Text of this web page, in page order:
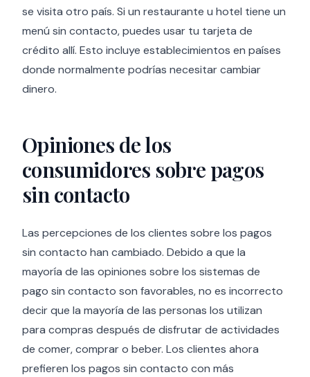
se visita otro país. Si un restaurante u hotel tiene un
menú sin contacto, puedes usar tu tarjeta de
crédito allí. Esto incluye establecimientos en países
donde normalmente podrías necesitar cambiar
dinero.
Opiniones de los
consumidores sobre pagos
sin contacto
Las percepciones de los clientes sobre los pagos
sin contacto han cambiado. Debido a que la
mayoría de las opiniones sobre los sistemas de
pago sin contacto son favorables, no es incorrecto
decir que la mayoría de las personas los utilizan
para compras después de disfrutar de actividades
de comer, comprar o beber. Los clientes ahora
prefieren los pagos sin contacto con más